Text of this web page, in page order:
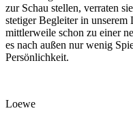
zur Schau stellen, verraten
stetiger Begleiter in unserem
mittlerweile schon zu einer
es nach außen nur wenig
Persönlichkeit.
Loewe